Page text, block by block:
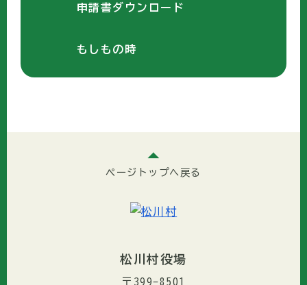
申請書ダウンロード
もしもの時
ページトップへ戻る
松川村役場
〒399-8501